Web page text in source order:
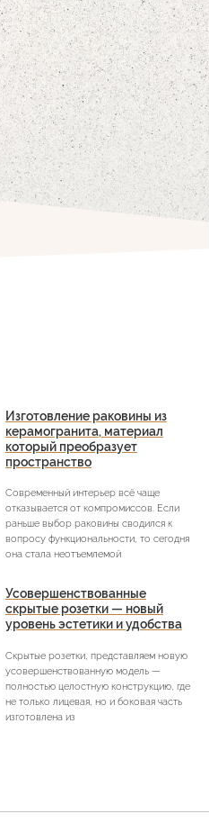
Изготовление раковины из
керамогранита, материал
который преобразует
пространство
Современный интерьер всё чаще
отказывается от компромиссов. Если
раньше выбор раковины сводился к
вопросу функциональности, то сегодня
она стала неотъемлемой
Усовершенствованные
скрытые розетки — новый
уровень эстетики и удобства
Скрытые розетки, представляем новую
усовершенствованную модель —
полностью целостную конструкцию, где
не только лицевая, но и боковая часть
изготовлена из